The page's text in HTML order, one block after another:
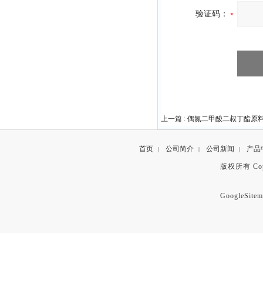
验证码：
上一篇 : 偶氮二甲酸二叔丁酯原
首页 | 公司简介 | 公司新闻 | 产品
版权所有